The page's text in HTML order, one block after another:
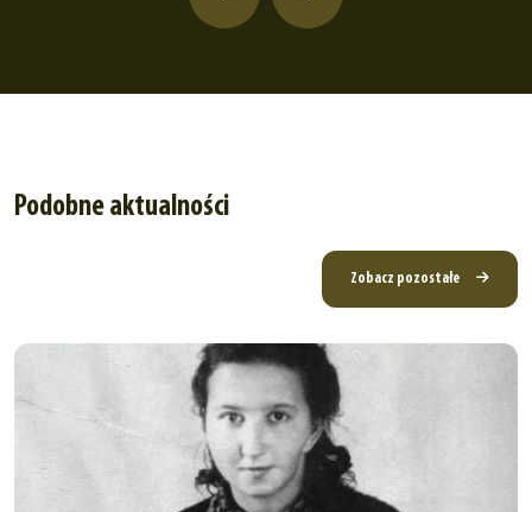
Podobne aktualności
Zobacz pozostałe